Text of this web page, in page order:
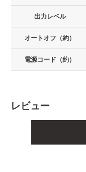
出力レベル
オートオフ（約）
電源コード（約）
レビュー